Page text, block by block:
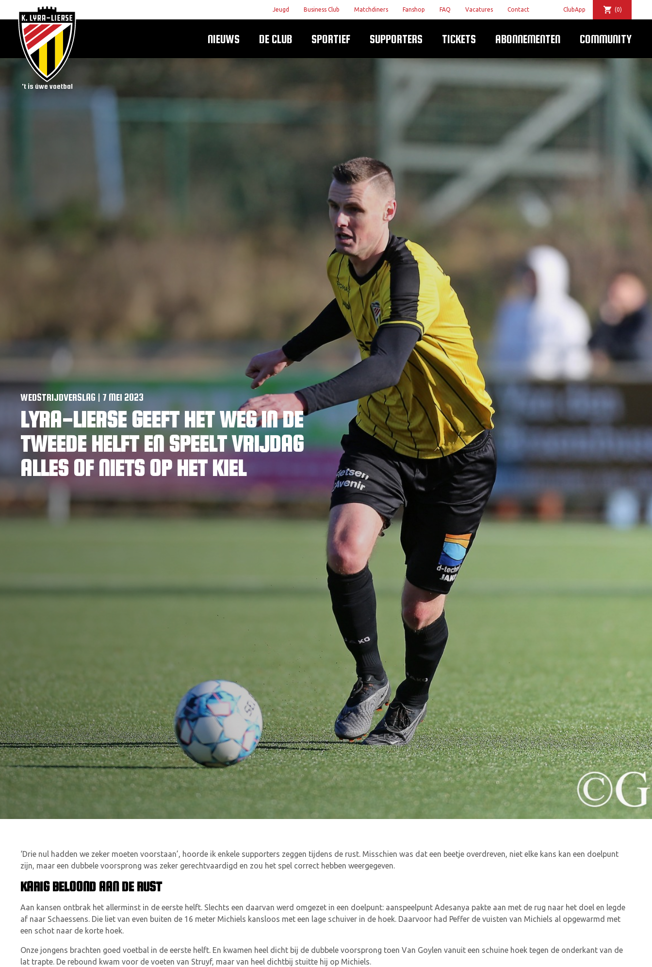
't is úwe voetbal
Jeugd Business Club Matchdiners Fanshop FAQ Vacatures Contact ClubApp (0)
NIEUWS DE CLUB SPORTIEF SUPPORTERS TICKETS ABONNEMENTEN COMMUNITY
WEDSTRIJDVERSLAG | 7 MEI 2023
LYRA-LIERSE GEEFT HET WEG IN DE
TWEEDE HELFT EN SPEELT VRIJDAG
ALLES OF NIETS OP HET KIEL
‘Drie nul hadden we zeker moeten voorstaan’, hoorde ik enkele supporters zeggen tijdens de rust. Misschien was dat een beetje overdreven, niet elke kans kan een doelpunt
zijn, maar een dubbele voorsprong was zeker gerechtvaardigd en zou het spel correct hebben weergegeven.
KARIG BELOOND AAN DE RUST
Aan kansen ontbrak het allerminst in de eerste helft. Slechts een daarvan werd omgezet in een doelpunt: aanspeelpunt Adesanya pakte aan met de rug naar het doel en legde
af naar Schaessens. Die liet van even buiten de 16 meter Michiels kansloos met een lage schuiver in de hoek. Daarvoor had Peffer de vuisten van Michiels al opgewarmd met
een schot naar de korte hoek.
Onze jongens brachten goed voetbal in de eerste helft. En kwamen heel dicht bij de dubbele voorsprong toen Van Goylen vanuit een schuine hoek tegen de onderkant van de
lat trapte. De rebound kwam voor de voeten van Struyf, maar van heel dichtbij stuitte hij op Michiels.